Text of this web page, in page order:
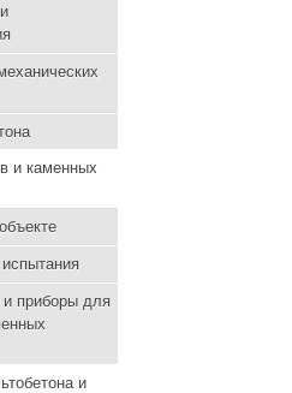
и каменных
приборы для
и